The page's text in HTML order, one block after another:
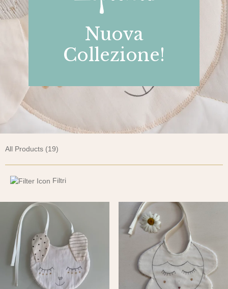
Nuova
Collezione!
All Products (19)
Filtri